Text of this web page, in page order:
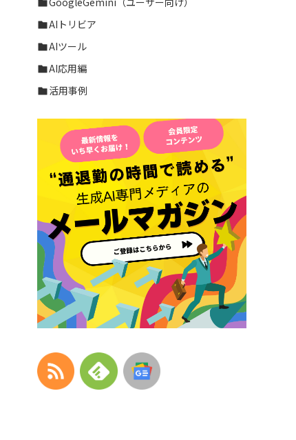
AIトリビア
AIツール
AI応用編
活用事例